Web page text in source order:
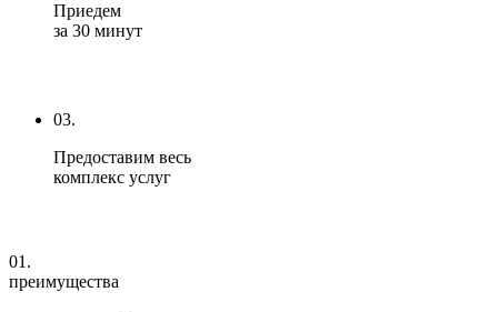
Приедем
за 30 минут
03.
Предоставим весь
комплекс услуг
01.
преимущества